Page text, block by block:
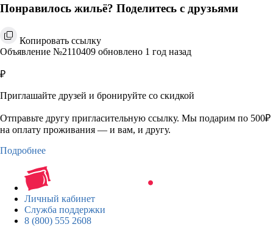
Понравилось жильё? Поделитесь с друзьями
Копировать ссылку
Объявление №2110409 обновлено 1 год назад
₽
Приглашайте друзей и бронируйте со скидкой
Отправьте другу пригласительную ссылку. Мы подарим по 500₽
на оплату проживания — и вам, и другу.
Подробнее
Личный кабинет
Служба поддержки
8 (800) 555 2608